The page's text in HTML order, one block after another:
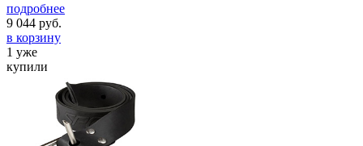
подробнее
9 044 руб.
в корзину
1 уже
купили